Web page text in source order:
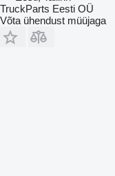
TruckParts Eesti OÜ
Võta ühendust müüjaga